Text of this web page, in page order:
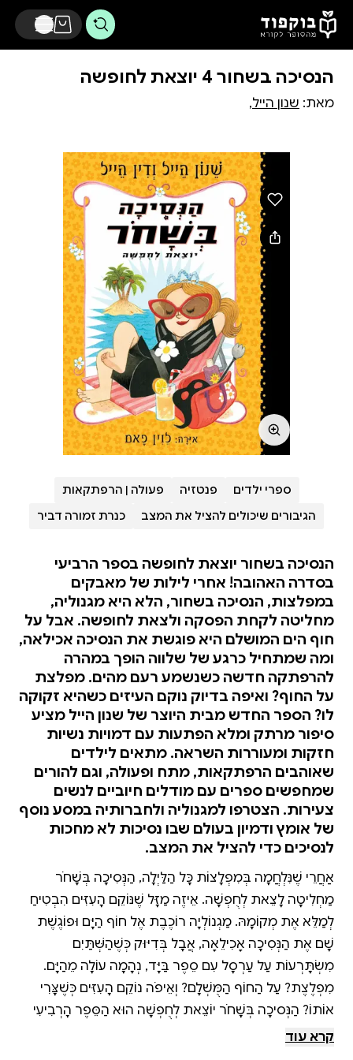
דלג לתוכן הראשי
הנסיכה בשחור 4 יוצאת לחופשה
מאת: שנון הייל,
ספרי ילדים פנטזיה
פעולה | הרפתקאות
הגיבורים שיכולים להציל את המצב
כנרת זמורה דביר
הנסיכה בשחור יוצאת לחופשה בספר הרביעי
בסדרה האהובה! אחרי לילות של מאבקים
במפלצות, הנסיכה בשחור, הלא היא מגנוליה,
מחליטה לקחת הפסקה ולצאת לחופשה. אבל על
חוף הים המושלם היא פוגשת את הנסיכה אכילאה,
ומה שמתחיל כרגע של שלווה הופך במהרה
להרפתקה חדשה כשנשמע רעם מהים. מפלצת
על החוף? ואיפה בדיוק נוקם העיזים כשהיא זקוקה
לו? הספר החדש מבית היוצר של שנון הייל מציע
סיפור מרתק ומלא הפתעות עם דמויות נשיות
חזקות ומעוררות השראה. מתאים לילדים
שאוהבים הרפתקאות, מתח ופעולה, וגם להורים
שמחפשים ספרים עם מודלים חיוביים לנשים
צעירות. הצטרפו למגנוליה ולחברותיה במסע נוסף
של אומץ ודמיון בעולם שבו נסיכות לא מחכות
לנסיכים כדי להציל את המצב.
אַחֲרֵי שֶׁנִּלְחֲמָה בְּמִפְלָצוֹת כָּל הַלַּיְלָה, הַנְּסִיכָה בְּשָׁחֹר
מַחְלִיטָה לָצֵאת לְחֻפְשָׁה. אֵיזֶה מַזָּל שֶׁנּוֹקֵם הָעִזִּים הִבְטִיחַ
לְמַלֵּא אֶת מְקוֹמָהּ. מַגְנוֹלְיָה רוֹכֶבֶת אֶל חוֹף הַיָּם וּפוֹגֶשֶׁת
שָׁם אֶת הַנְּסִיכָה אָכִילֵאָה, אֲבָל בְּדִיּוּק כְּשֶׁהַשְּׁתַּיִם
מִשְׂתָּרְעוֹת עַל עַרְסָל עִם סֵפֶר בַּיָּד, נְהָמָה עוֹלָה מֵהַיָּם.
מִפְלֶצֶת? עַל הַחוֹף הַמֻּשְׁלָם? וְאֵיפֹה נוֹקֵם הָעִזִּים כְּשֶׁצָּרִיךְ
אוֹתוֹ? הַנְּסיכָה בְּשָׁחֹר יוֹצֵאת לְחֻפְשָׁה הוּא הַסֵּפֶר הָרְבִיעִי
בְּסִדְרַת הַנְּסיכָה בְּשָׁחֹר, רַב־מֶכֶר שֶׁל הַנְּיוּ יוֹרְק טַיְמְס. גַּם
קרא עוד